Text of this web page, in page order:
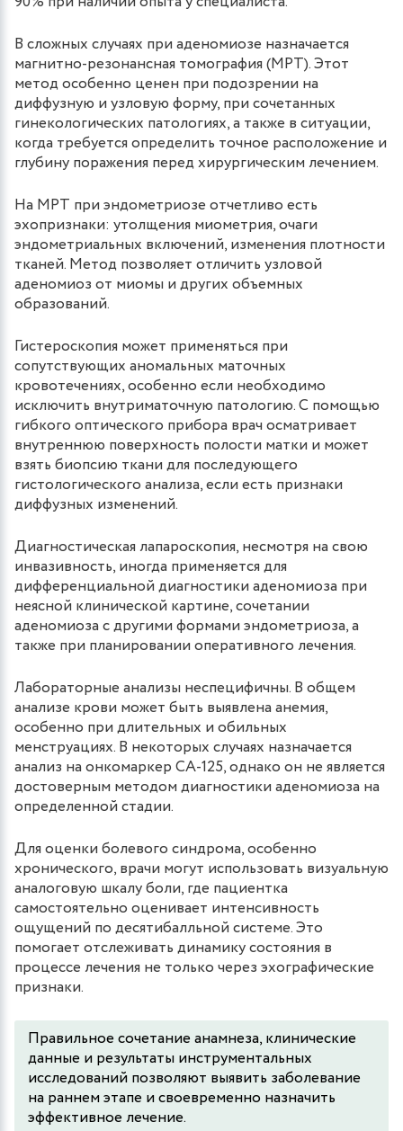
В сложных случаях при аденомиозе назначается
магнитно-резонансная томография (МРТ). Этот
метод особенно ценен при подозрении на
диффузную и узловую форму, при сочетанных
гинекологических патологиях, а также в ситуации,
когда требуется определить точное расположение и
глубину поражения перед хирургическим лечением.
На МРТ при эндометриозе отчетливо есть
эхопризнаки: утолщения миометрия, очаги
эндометриальных включений, изменения плотности
тканей. Метод позволяет отличить узловой
аденомиоз от миомы и других объемных
образований.
Гистероскопия может применяться при
сопутствующих аномальных маточных
кровотечениях, особенно если необходимо
исключить внутриматочную патологию. С помощью
гибкого оптического прибора врач осматривает
внутреннюю поверхность полости матки и может
взять биопсию ткани для последующего
гистологического анализа, если есть признаки
диффузных изменений.
Диагностическая лапароскопия, несмотря на свою
инвазивность, иногда применяется для
дифференциальной диагностики аденомиоза при
неясной клинической картине, сочетании
аденомиоза с другими формами эндометриоза, а
также при планировании оперативного лечения.
Лабораторные анализы неспецифичны. В общем
анализе крови может быть выявлена анемия,
особенно при длительных и обильных
менструациях. В некоторых случаях назначается
анализ на онкомаркер СА-125, однако он не является
достоверным методом диагностики аденомиоза на
определенной стадии.
Для оценки болевого синдрома, особенно
хронического, врачи могут использовать визуальную
аналоговую шкалу боли, где пациентка
самостоятельно оценивает интенсивность
ощущений по десятибалльной системе. Это
помогает отслеживать динамику состояния в
процессе лечения не только через эхографические
признаки.
Правильное сочетание анамнеза, клинические
данные и результаты инструментальных
исследований позволяют выявить заболевание
на раннем этапе и своевременно назначить
эффективное лечение.